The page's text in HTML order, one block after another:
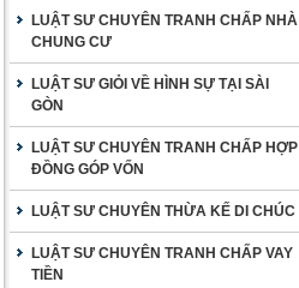
LUẬT SƯ CHUYÊN TRANH CHẤP NHÀ
CHUNG CƯ
LUẬT SƯ GIỎI VỀ HÌNH SỰ TẠI SÀI
GÒN
LUẬT SƯ CHUYÊN TRANH CHẤP HỢP
ĐỒNG GÓP VỐN
LUẬT SƯ CHUYÊN THỪA KẾ DI CHÚC
LUẬT SƯ CHUYÊN TRANH CHẤP VAY
TIỀN